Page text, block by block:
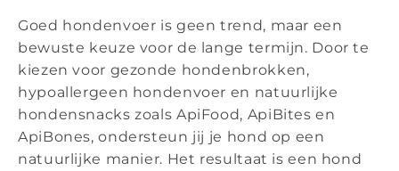
Goed hondenvoer is geen trend, maar een
bewuste keuze voor de lange termijn. Door te
kiezen voor gezonde hondenbrokken,
hypoallergeen hondenvoer en natuurlijke
hondensnacks zoals ApiFood, ApiBites en
ApiBones, ondersteun jij je hond op een
natuurlijke manier. Het resultaat is een hond